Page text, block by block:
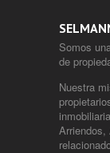
Somos
de
Nuestra